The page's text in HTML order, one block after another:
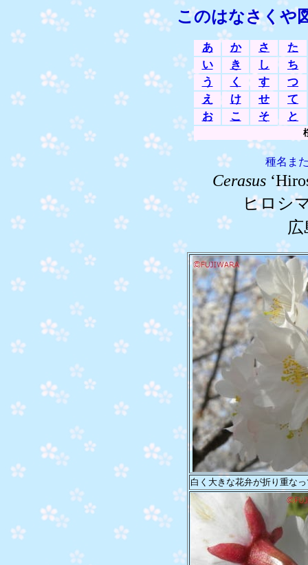
このはなさくや
あ か さ
た
い
き し
ち
う
く す
つ
え
け せ
て
お
こ そ と
種名ま
Cerasus
ヒロシ
白く大きな花弁が折り重な